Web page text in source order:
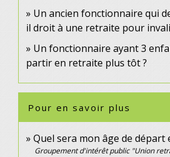
Un ancien fonctionnaire qui
il droit à une retraite pour
Un fonctionnaire ayant 3
partir en retraite plus tôt ?
Pour en savoir plus
Quel sera mon âge de départ
Groupement d'intérêt public "Union